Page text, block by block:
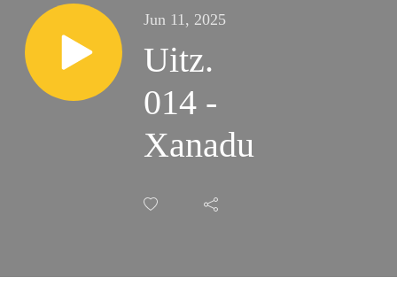
Jun 11, 2025
Uitz.
014 -
Xanadu